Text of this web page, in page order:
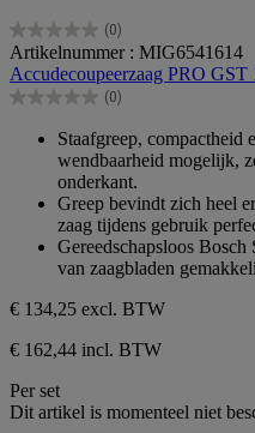
(0)
0.0
van
de
5
Artikelnummer : MIG6541614
Accudecoupeerzaag PRO
(0)
0.0
sterren.
Staafgreep, compactheid
wendbaarheid mogelijk,
onderkant.
Greep bevindt zich heel
zaag tijdens gebruik
Gereedschapsloos Bosch
van zaagbladen
€ 134,25 excl. BTW
€ 162,44 incl. BTW
Per set
Dit artikel is momenteel niet